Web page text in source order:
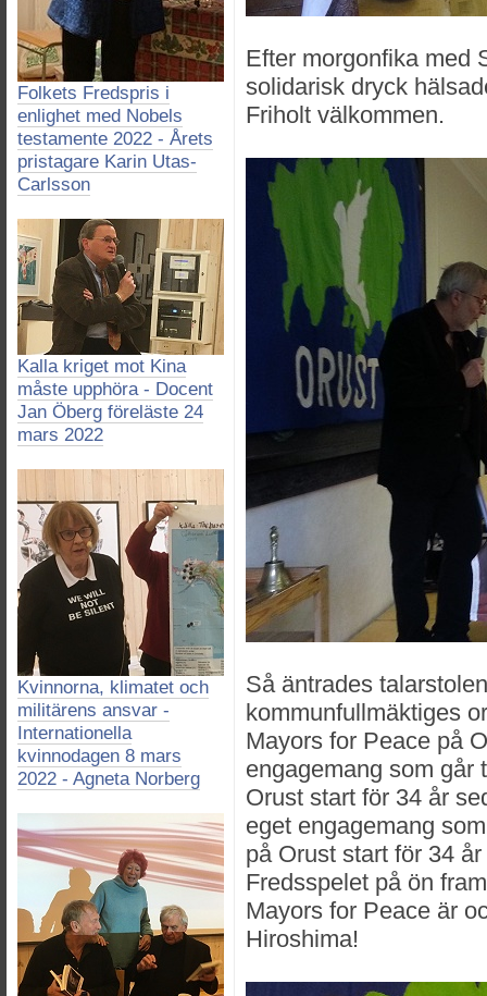
Folkets Fredspris i
enlighet med Nobels
testamente 2022 - Årets
pristagare Karin Utas-
Carlsson
Kalla kriget mot Kina
måste upphöra - Docent
Jan Öberg föreläste 24
mars 2022
Kvinnorna, klimatet och
militärens ansvar -
Internationella
kvinnodagen 8 mars
2022 - Agneta Norberg
Efter morgonfika med
solidarisk dryck
Friholt välkommen.
Så äntrades
kommunfullmäktiges
Mayors for Peace på
engagemang som går
Orust start för 34 år
eget engagemang
på Orust start för 34
Fredsspelet på ön
Mayors for Peace är
Hiroshima!